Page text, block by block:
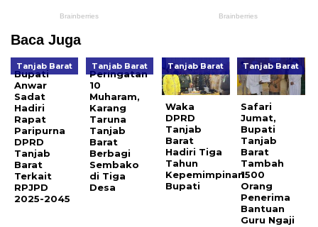
Baca Juga
Tanjab Barat
Bupati
Anwar
Sadat
Hadiri
Rapat
Paripurna
DPRD
Tanjab
Barat
Terkait
RPJPD
2025-2045
Tanjab Barat
Peringatan
10
Muharam,
Karang
Taruna
Tanjab
Barat
Berbagi
Sembako
di Tiga
Desa
Tanjab Barat
Waka
DPRD
Tanjab
Barat
Hadiri Tiga
Tahun
Kepemimpinan
Bupati
Tanjab Barat
Safari
Jumat,
Bupati
Tanjab
Barat
Tambah
1500
Orang
Penerima
Bantuan
Guru Ngaji